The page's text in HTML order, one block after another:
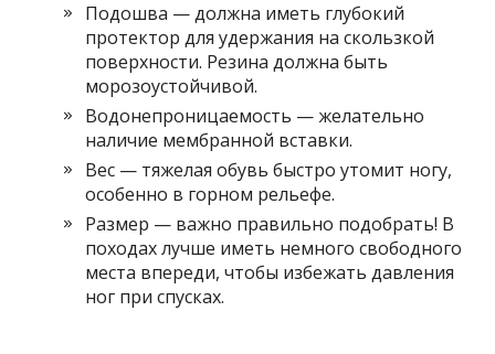
Подошва — должна иметь глубокий
протектор для удержания на скользкой
поверхности. Резина должна быть
морозоустойчивой.
Водонепроницаемость — желательно
наличие мембранной вставки.
Вес — тяжелая обувь быстро утомит ногу,
особенно в горном рельефе.
Размер — важно правильно подобрать! В
походах лучше иметь немного свободного
места впереди, чтобы избежать давления
ног при спусках.